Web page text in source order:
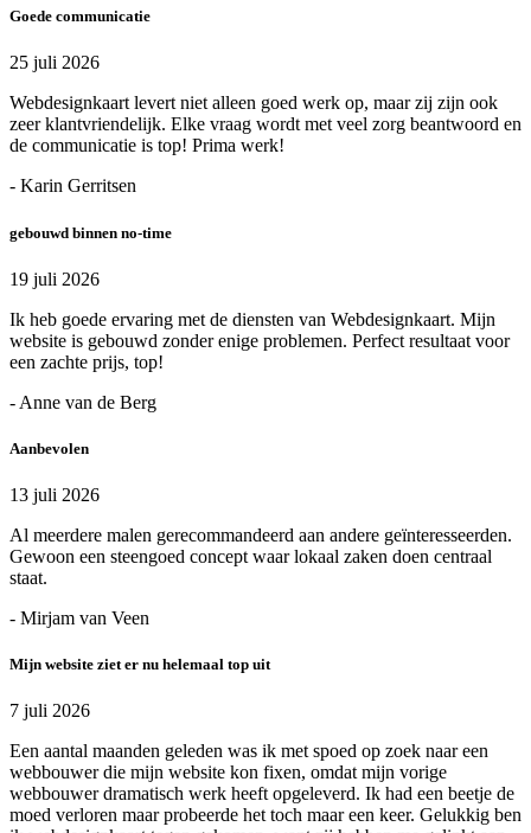
Goede communicatie
25 juli 2026
Webdesignkaart levert niet alleen goed werk op, maar zij zijn ook
zeer klantvriendelijk. Elke vraag wordt met veel zorg beantwoord en
de communicatie is top! Prima werk!
- Karin Gerritsen
gebouwd binnen no-time
19 juli 2026
Ik heb goede ervaring met de diensten van Webdesignkaart. Mijn
website is gebouwd zonder enige problemen. Perfect resultaat voor
een zachte prijs, top!
- Anne van de Berg
Aanbevolen
13 juli 2026
Al meerdere malen gerecommandeerd aan andere geïnteresseerden.
Gewoon een steengoed concept waar lokaal zaken doen centraal
staat.
- Mirjam van Veen
Mijn website ziet er nu helemaal top uit
7 juli 2026
Een aantal maanden geleden was ik met spoed op zoek naar een
webbouwer die mijn website kon fixen, omdat mijn vorige
webbouwer dramatisch werk heeft opgeleverd. Ik had een beetje de
moed verloren maar probeerde het toch maar een keer. Gelukkig ben